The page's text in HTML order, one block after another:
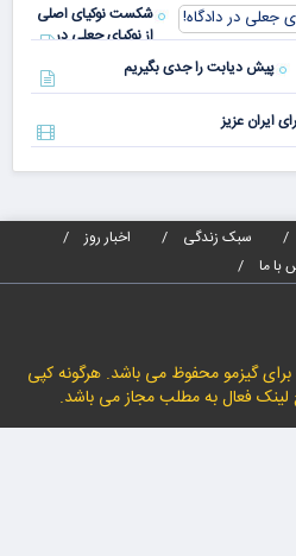
شکست نوکیای اصلی
از نوکیای جعلی در
دادگاه!
پیش دیابت را جدی بگیریم
ایران عزیز
سبک زندگی
اخبار روز
با ما
گیزمو محفوظ می باشد. هرگونه کپی
لینک فعال به مطلب مجاز می باشد.